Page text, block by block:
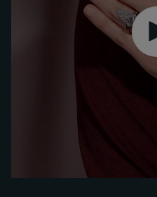
„Gebt den Frauen das
Der Ring ist in den
entstanden. Die drei
jüngerer Zeit erneuert,
Hommage an jene
voller Stolz und mit
bessere Welt eintraten.